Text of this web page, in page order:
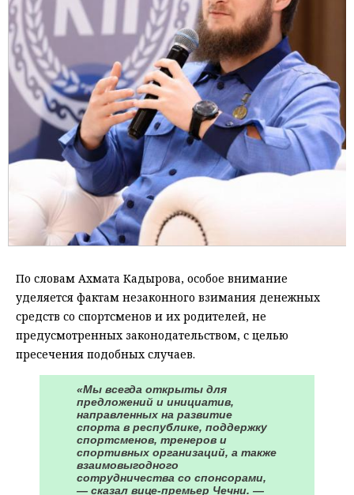
По словам Ахмата Кадырова, особое внимание
уделяется фактам незаконного взимания денежных
средств со спортсменов и их родителей, не
предусмотренных законодательством, с целью
пресечения подобных случаев.
«Мы всегда открыты для
предложений и инициатив,
направленных на развитие
спорта в республике, поддержку
спортсменов, тренеров и
спортивных организаций, а также
взаимовыгодного
сотрудничества со спонсорами,
— сказал вице-премьер Чечни. —